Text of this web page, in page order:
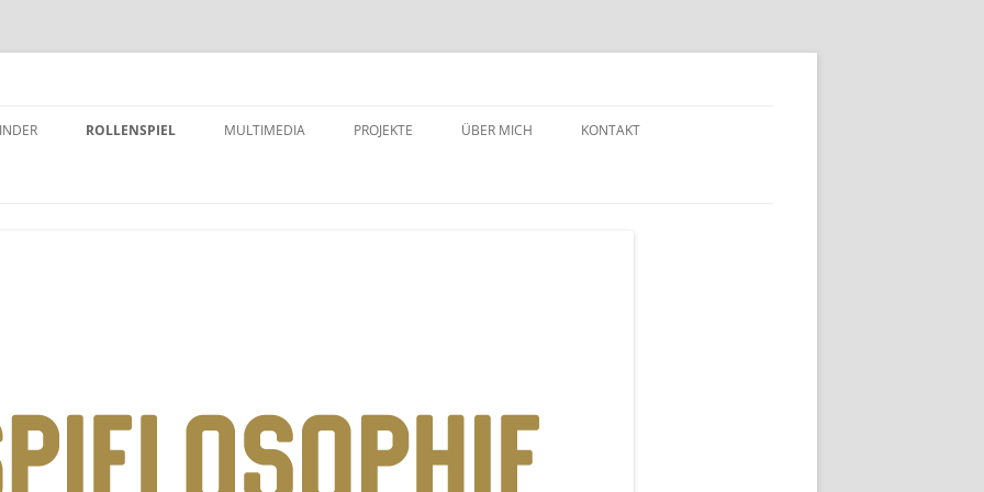
ROLLENSPIEL MULTIMEDIA PROJEKTE ÜBER MICH KONTAKT